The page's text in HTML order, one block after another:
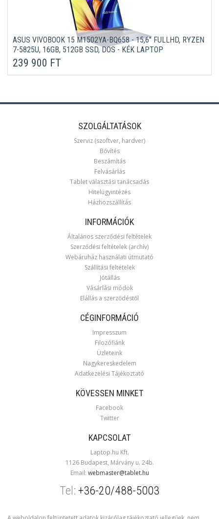
ASUS VIVOBOOK 15 M1502YA-BQ658 - 15,6" FULLHD, RYZEN
7-5825U, 16GB, 512GB SSD, DOS - KÉK LAPTOP
239 900 FT
SZOLGÁLTATÁSOK
Szerviz (szoftver, hardver)
Bővítés
Beszámítás
Felvásárlás
Tablet választási tanácsadás
Hitelügyintézés
Házhozszállítás
INFORMÁCIÓK
Általános szerződési feltételek
Szerződési feltételek (archív)
Webáruház használati útmutató
Szállítási feltételek
Jótállás
Vásárlási módok
Elállás a szerződéstől
CÉGINFORMÁCIÓ
Impresszum
Filozófiánk
Üzleteink
Nagykereskedelem
Adatkezelési Tájékoztató
KÖVESSEN MINKET
Facebook
Twitter
KAPCSOLAT
Laptop.hu Kft.
1126 Budapest, Márvány u. 24b.
Email: webmaster@tablet.hu
Tel: +36-20/488-5003